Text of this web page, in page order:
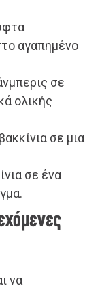
αγαπημένο
σε
ολικής
σε μια
σε ένα
να